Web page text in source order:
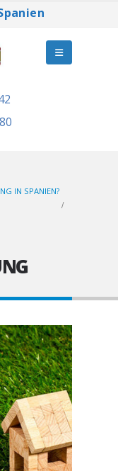
IN SPANIEN?